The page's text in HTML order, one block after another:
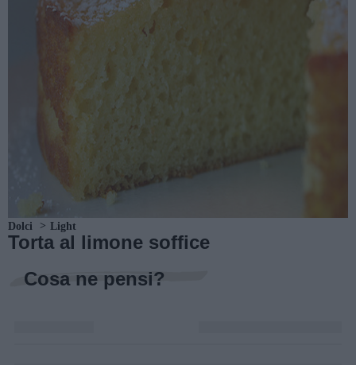
Dolci Light
Torta al limone soffice
Cosa ne pensi?